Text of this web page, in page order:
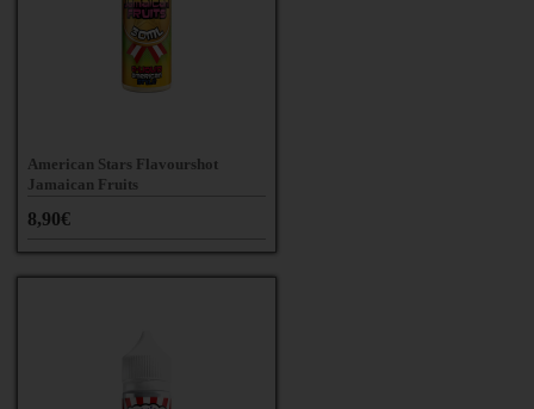
American Stars Flavourshot
Jamaican Fruits
8,90€